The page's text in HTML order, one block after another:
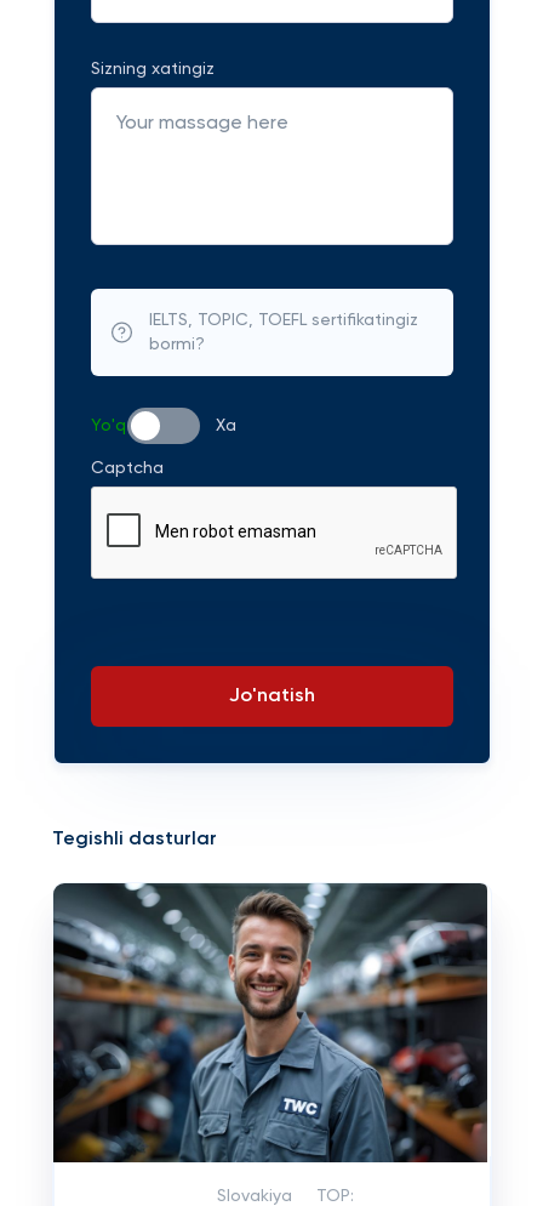
Sizning xatingiz
IELTS, TOPIC, TOEFL sertifikatingiz
bormi?
Yo'q Xa
Captcha
Jo'natish
Tegishli dasturlar
Slovakiya TOP: